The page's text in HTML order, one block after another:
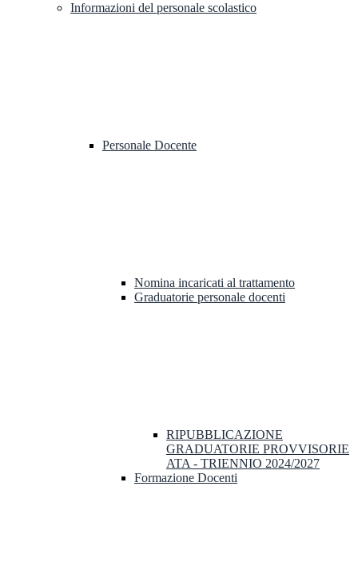
Informazioni del personale scolastico
Personale Docente
Nomina incaricati al trattamento
Graduatorie personale docenti
RIPUBBLICAZIONE
GRADUATORIE PROVVISORIE
ATA - TRIENNIO 2024/2027
Formazione Docenti